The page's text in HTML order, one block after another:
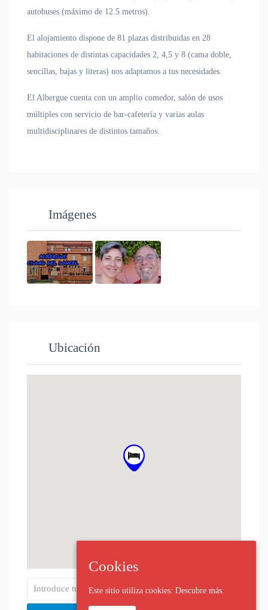
autobuses (máximo de 12.5 metros).
El alojamiento dispone de 81 plazas distribuidas en 28
habitaciones de distintas capacidades 2, 4,5 y 8 (cama doble,
sencillas, bajas y literas) nos adaptamos a tus necesidades.
El Albergue cuenta con un amplio comedor, salón de usos
múltiples con servicio de bar-cafetería y varias aulas
multidisciplinares de distintos tamaños.
Imágenes
Ubicación
Cookies
Este sitio utiliza cookies: Descubre más.